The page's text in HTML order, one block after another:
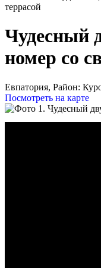
террасой
Чудесный
номер со
Евпатория, Район:
Посмотреть на карте